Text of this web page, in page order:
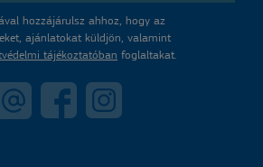
hozzájárulsz ahhoz, hogy az
ajánlatokat küldjön, valamint
tájékoztatóban foglaltakat.